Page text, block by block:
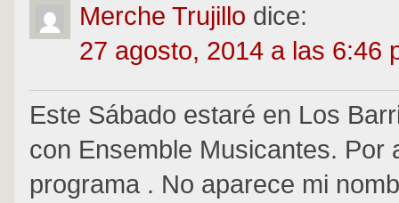
Merche Trujillo dice:
27 agosto, 2014 a las 6:46
Este Sábado estaré en Los
con Ensemble Musicantes. Por
programa . No aparece mi